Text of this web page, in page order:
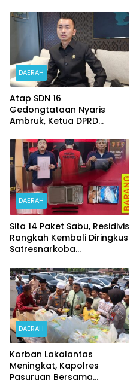
DAERAH
Atap SDN 16
Gedongtataan Nyaris
Ambruk, Ketua DPRD
Perjuangkan Anggaran
Perbaikan
DAERAH
Sita 14 Paket Sabu, Residivis
Rangkah Kembali Diringkus
Satresnarkoba
DAERAH
Korban Lakalantas
Meningkat, Kapolres
Pasuruan Bersama